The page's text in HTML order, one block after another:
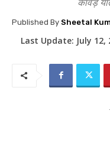
Published By Sheetal
Last Update: July 12,